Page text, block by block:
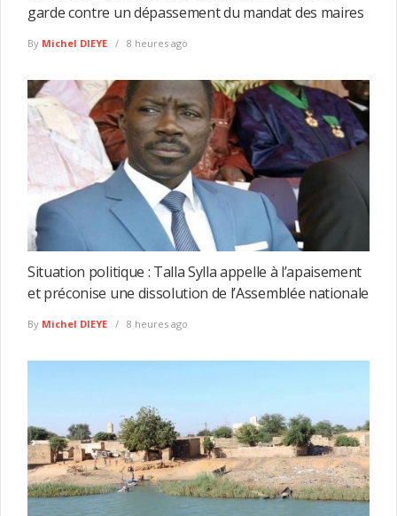
garde contre un dépassement du mandat des maires
By Michel DIEYE 8 heures ago
Situation politique : Talla Sylla appelle à l’apaisement
et préconise une dissolution de l’Assemblée nationale
By Michel DIEYE 8 heures ago